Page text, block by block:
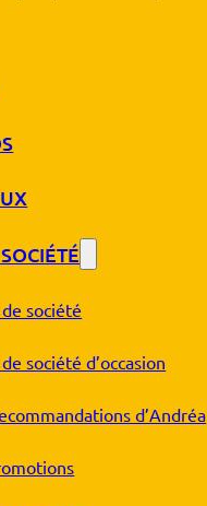
société
société d’occasion
d’Andréa